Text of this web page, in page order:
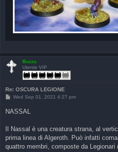
Buzzu
Utente VIP
Re: OSCURA LEGIONE
P
s
t
Wed Sep 01, 2021 4:27 pm
NASSAL
Il Nassal è una creatura strana, al
prima linea di Algeroth. Può infatti
quattro membri, composte da